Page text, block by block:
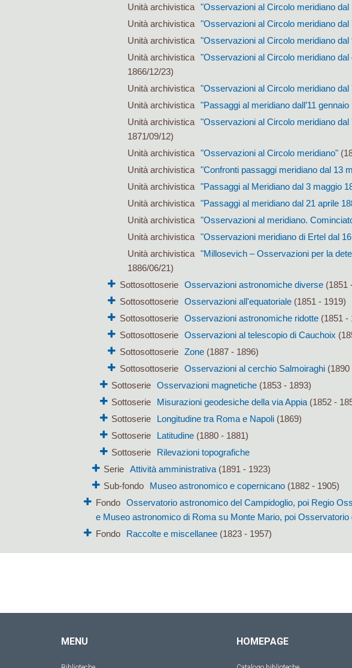
Unità archivistica "Osservazioni al Circolo meridiano dal
Unità archivistica "Osservazioni al Circolo meridiano dal
Unità archivistica "Osservazioni al Circolo meridiano
Unità archivistica "Osservazioni al Circolo meridiano
1866/12/23)
Unità archivistica "Osservazioni al Circolo meridiano
Unità archivistica "Passaggi al meridiano dall’11
Unità archivistica "Osservazioni al Circolo meridiano
1871/09/12)
Unità archivistica "Osservazioni al Circolo meridiano"
Unità archivistica "Confronti passaggi meridiano dal 13
Unità archivistica "Passaggi al Meridiano dal 3 maggio
Unità archivistica "Passaggi al meridiano dal 21 aprile
Unità archivistica "Osservazioni al meridiano.
Unità archivistica "Osservazioni meridiano di Ertel dal
Unità archivistica "Millosevich – Osservazioni per la
1886/06/21)
Sottosottoserie
Osservazioni astronomiche diverse(1851
Sottosottoserie
Osservazioni all'equatoriale(1851 - 1919)
Sottosottoserie
Osservazioni astronomiche ridotte(1851 -
Sottosottoserie
Osservazioni al telescopio di Cauchoix
Sottosottoserie
Zone(1887 - 1896)
Sottosottoserie
Osservazioni al cerchio Salmoiraghi(1890
Sottoserie
Osservazioni magnetiche (1853 - 1893)
Sottoserie
Misurazioni geodesiche della via Appia (1852 -
Sottoserie
Longitudine tra Roma e Napoli (1869)
Sottoserie
Latitudine (1880 - 1881)
Sottoserie
Rilevazioni topografiche
Serie Attività amministrativa(1891 - 1923)
Sub-fondo
Museo astronomico e copernicano(1882 - 1905)
Fondo
Osservatorio astronomico del Campidoglio, poi Regio
e Museo astronomico di Roma su Monte Mario, poi Osservatorio
Fondo
Raccolte e miscellanee(1823 - 1957)
MENU HOMEPAGE